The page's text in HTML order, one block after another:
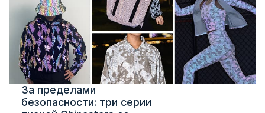
За пределами
безопасности: три серии